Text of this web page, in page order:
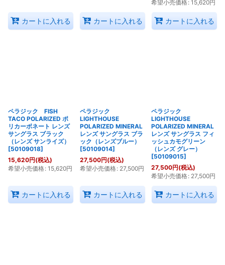
カートに入れる カートに入れる
希望小売価格: 15,620円
カートに入れる
ペラジック FISH
TACO POLARIZED ポ
リカーボネート レンズ
サングラス ブラック
（レンズ サンライズ）
[50109018]
15,620円(税込)
希望小売価格: 15,620円
カートに入れる
ペラジック
LIGHTHOUSE
POLARIZED MINERAL
レンズ サングラス ブラ
ック（レンズブルー）
[50109014]
27,500円(税込)
希望小売価格: 27,500円
カートに入れる
ペラジック
LIGHTHOUSE
POLARIZED MINERAL
レンズ サングラス フィ
ッシュカモグリーン
（レンズ グレー）
[50109015]
27,500円(税込)
希望小売価格: 27,500円
カートに入れる